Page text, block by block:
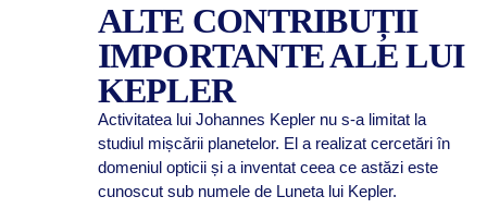
ALTE CONTRIBUȚII
IMPORTANTE ALE LUI
KEPLER
Activitatea lui Johannes Kepler nu s-a limitat la
studiul mișcării planetelor. El a realizat cercetări în
domeniul opticii și a inventat ceea ce astăzi este
cunoscut sub numele de Luneta lui Kepler.